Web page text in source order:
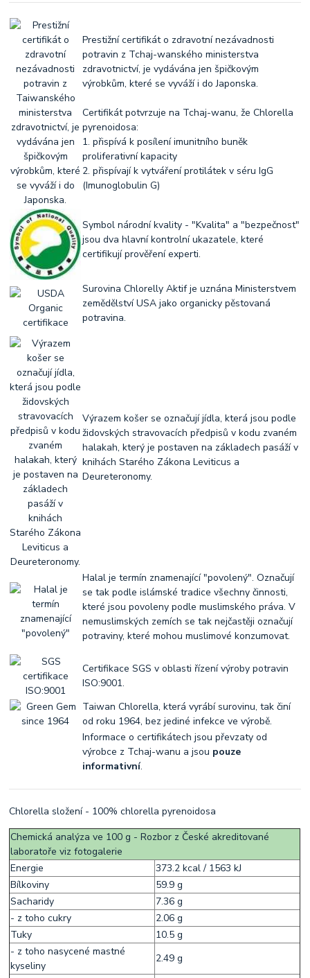
Prestižní certifikát o zdravotní nezávadnosti
potravin z Tchaj-wanského ministerstva
zdravotnictví, je vydávána jen špičkovým
výrobkům, které se vyváží i do Japonska.
Certifikát potvrzuje na Tchaj-wanu, že Chlorella
pyrenoidosa:
1. přispívá k posílení imunitního buněk
proliferativní kapacity
2. přispívají k vytváření protilátek v séru IgG
(Imunoglobulin G)
Symbol národní kvality - "Kvalita" a "bezpečnost"
jsou dva hlavní kontrolní ukazatele, které
certifikují prověření experti.
Surovina Chlorelly Aktif je uznána Ministerstvem
zemědělství USA jako organicky pěstovaná
potravina.
Výrazem košer se označují jídla, která jsou podle
židovských stravovacích předpisů v kodu zvaném
halakah, který je postaven na základech pasáží v
knihách Starého Zákona Leviticus a
Deureteronomy.
Halal je termín znamenající "povolený". Označují
se tak podle islámské tradice všechny činnosti,
které jsou povoleny podle muslimského práva. V
nemuslimských zemích se tak nejčastěji označují
potraviny, které mohou muslimové konzumovat.
Certifikace SGS v oblasti řízení výroby potravin
ISO:9001.
Taiwan Chlorella, která vyrábí surovinu, tak činí
od roku 1964, bez jediné infekce ve výrobě.
Informace o certifikátech jsou převzaty od
výrobce z Tchaj-wanu a jsou pouze
informativní.
Chlorella složení - 100% chlorella pyrenoidosa
Chemická analýza ve 100 g - Rozbor z České akreditované
laboratoře viz fotogalerie
Energie
373.2 kcal / 1563 kJ
Bílkoviny
59.9 g
Sacharidy
7.36 g
- z toho cukry
2.06 g
Tuky
10.5 g
- z toho nasycené mastné
kyseliny
2.49 g